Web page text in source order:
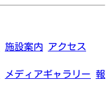
施設案内 アクセス
メディアギャラリー 報